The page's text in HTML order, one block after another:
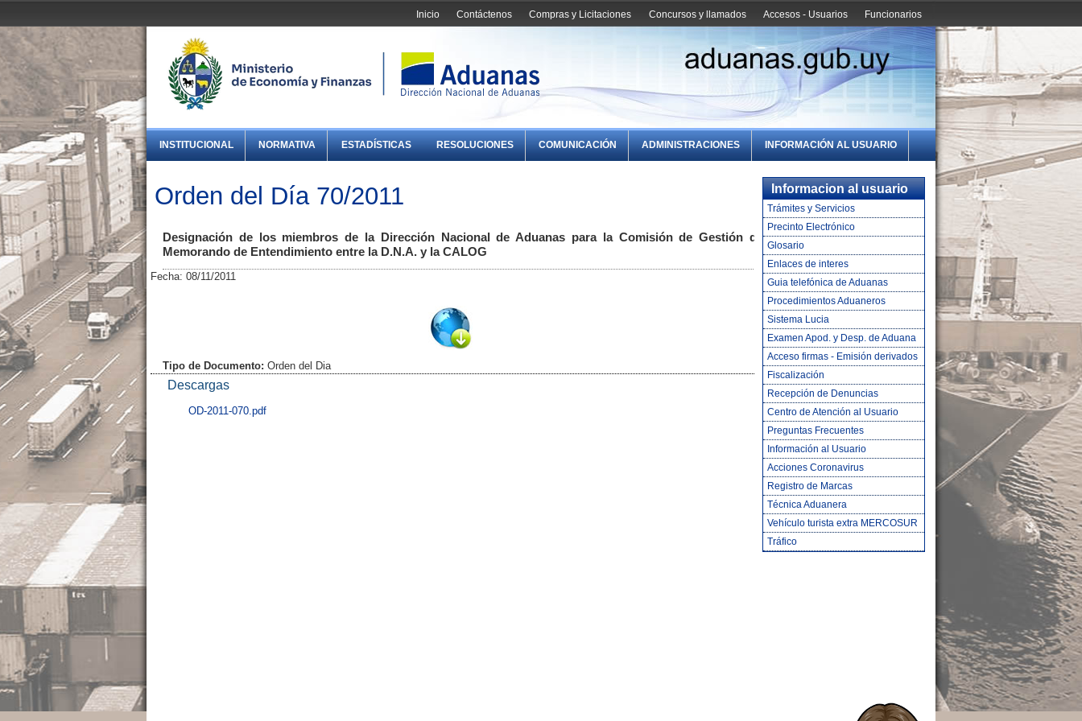
Funcionarios
Accesos - Usuarios
Concursos y llamados
Compras y Licitaciones
Contáctenos
Inicio
INSTITUCIONAL NORMATIVA ESTADÍSTICAS RESOLUCIONES COMUNICACIÓN ADMINISTRACIONES INFORMACIÓN AL USUARIO
Orden del Día 70/2011
Designación de los miembros de la Dirección Nacional de Aduanas para la Comisión de Gestión del
Memorando de Entendimiento entre la D.N.A. y la CALOG
Fecha: 08/11/2011
Tipo de Documento: Orden del Dia
Descargas
OD-2011-070.pdf
Informacion al usuario
Trámites y Servicios
Precinto Electrónico
Glosario
Enlaces de interes
Guia telefónica de Aduanas
Procedimientos Aduaneros
Sistema Lucia
Examen Apod. y Desp. de Aduana
Acceso firmas - Emisión derivados
Fiscalización
Recepción de Denuncias
Centro de Atención al Usuario
Preguntas Frecuentes
Información al Usuario
Acciones Coronavirus
Registro de Marcas
Técnica Aduanera
Vehículo turista extra MERCOSUR
Tráfico